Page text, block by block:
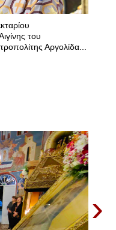
του
Αργολίδα...
›